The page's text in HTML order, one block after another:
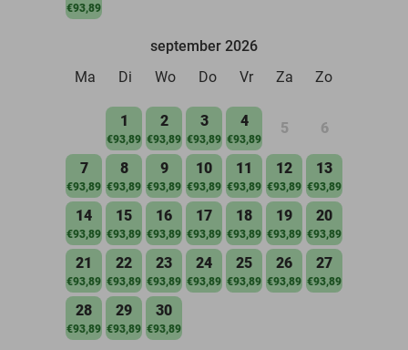
€93,89
september 2026
Ma
Di Wo Do Vr Za Zo
1
€93,89
2
€93,89
3
€93,89
4
€93,89
5 6
7
€93,89
8
€93,89
9
€93,89
10
€93,89
11
€93,89
12
€93,89
13
€93,89
14
€93,89
15
€93,89
16
€93,89
17
€93,89
18
€93,89
19
€93,89
20
€93,89
21
€93,89
22
€93,89
23
€93,89
24
€93,89
25
€93,89
26
€93,89
27
€93,89
28
€93,89
29
€93,89
30
€93,89